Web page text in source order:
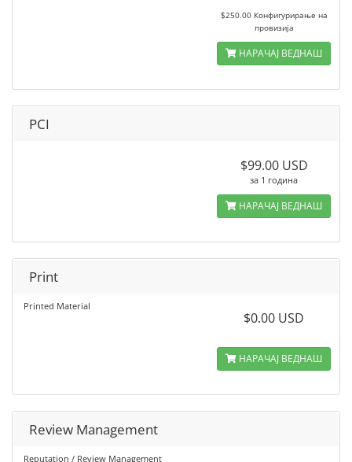
$250.00 Конфигурирање на
провизија
НАРАЧАЈ ВЕДНАШ
PCI
$99.00 USD
за 1 година
НАРАЧАЈ ВЕДНАШ
Print
Printed Material
$0.00 USD
НАРАЧАЈ ВЕДНАШ
Review Management
Reputation / Review Management